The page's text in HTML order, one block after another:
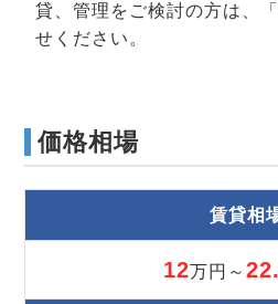
貸、管理をご検討の方は、
せください。
価格相場
賃貸相
12万円～